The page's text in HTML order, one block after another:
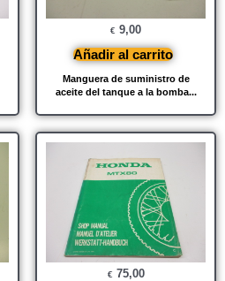
Manguera de suministro de
aceite del tanque a la bomba...
€ 9,00
Añadir al carrito
€ 75,00